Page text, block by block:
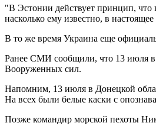
"В Эстонии действует принцип, что
насколько ему известно, в
В то же время Украина еще
Ранее СМИ сообщили, что 13 июля в
Вооруженных сил.
Напомним, 13 июля в Донецкой
На всех были белые каски с
Позже командир морской пехоты